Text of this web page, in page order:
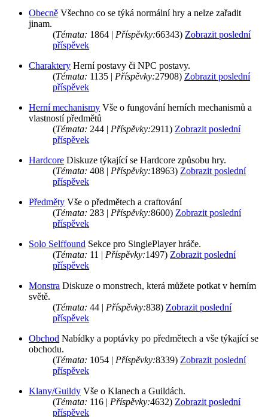
Obecně Všechno co se týká normální hry a nelze zařadit
jinam.
(Témata: 1864 | Příspěvky:66343) Zobrazit poslední
příspěvek
Charaktery Herní postavy či NPC postavy.
(Témata: 1135 | Příspěvky:27908) Zobrazit poslední
příspěvek
Herní mechanismy Vše o fungování herních mechanismů a
vlastností předmětů
(Témata: 244 | Příspěvky:2911) Zobrazit poslední
příspěvek
Hardcore Diskuze týkající se Hardcore způsobu hry.
(Témata: 408 | Příspěvky:18963) Zobrazit poslední
příspěvek
Předměty Vše o předmětech a craftování
(Témata: 283 | Příspěvky:8600) Zobrazit poslední
příspěvek
Solo Selffound Sekce pro SinglePlayer hráče.
(Témata: 11 | Příspěvky:1497) Zobrazit poslední
příspěvek
Monstra Diskuze o monstrech, která můžete potkat v herním
světě.
(Témata: 44 | Příspěvky:838) Zobrazit poslední
příspěvek
Obchod Nabídky a poptávky po předmětech a vše týkající se
obchodu.
(Témata: 1054 | Příspěvky:8339) Zobrazit poslední
příspěvek
Klany/Guildy Vše o Klanech a Guildách.
(Témata: 116 | Příspěvky:4632) Zobrazit poslední
příspěvek